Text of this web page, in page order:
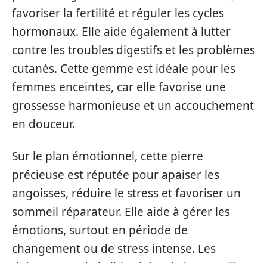
favoriser la fertilité et réguler les cycles
hormonaux. Elle aide également à lutter
contre les troubles digestifs et les problèmes
cutanés. Cette gemme est idéale pour les
femmes enceintes, car elle favorise une
grossesse harmonieuse et un accouchement
en douceur.
Sur le plan émotionnel, cette pierre
précieuse est réputée pour apaiser les
angoisses, réduire le stress et favoriser un
sommeil réparateur. Elle aide à gérer les
émotions, surtout en période de
changement ou de stress intense. Les